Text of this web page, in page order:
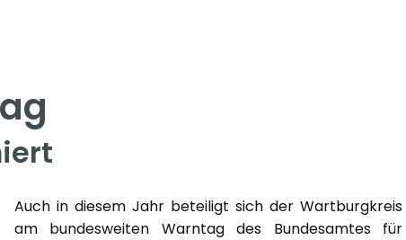
Auch in diesem Jahr beteiligt sich der Wartburgkreis
am bundesweiten Warntag des Bundesamtes für